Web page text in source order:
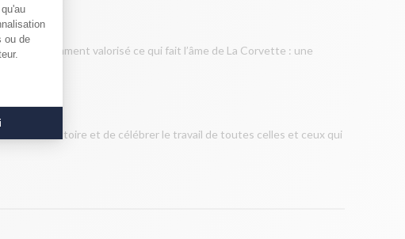
a brillamment valorisé ce qui fait l’âme de La Corvette : une
notre histoire et de célébrer le travail de toutes celles et ceux qui